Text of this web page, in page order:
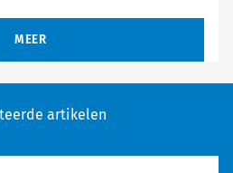
MEER
artikelen